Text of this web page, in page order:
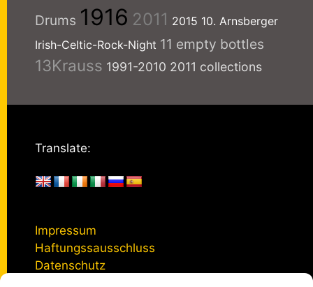
Drums 1916 2011 2015 10. Arnsberger
Irish-Celtic-Rock-Night 11 empty bottles
13Krauss 1991-2010 2011 collections
Translate:
Impressum
Haftungssausschluss
Datenschutz